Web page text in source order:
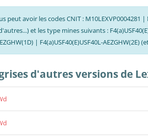
peut avoir les codes CNIT : M10LEXVP0004281 |
et les type mines suivants :
| F4(a)USF40(E)USF40L-AEZGHW(2E)
d'autres versions de